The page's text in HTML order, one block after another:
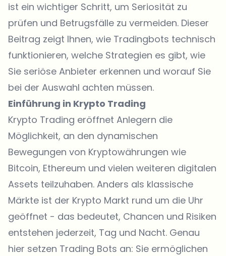
ist ein wichtiger Schritt, um Seriosität zu
prüfen und Betrugsfälle zu vermeiden. Dieser
Beitrag zeigt Ihnen, wie Tradingbots technisch
funktionieren, welche Strategien es gibt, wie
Sie seriöse Anbieter erkennen und worauf Sie
bei der Auswahl achten müssen.
Einführung in Krypto Trading
Krypto Trading eröffnet Anlegern die
Möglichkeit, an den dynamischen
Bewegungen von Kryptowährungen wie
Bitcoin, Ethereum und vielen weiteren digitalen
Assets teilzuhaben. Anders als klassische
Märkte ist der Krypto Markt rund um die Uhr
geöffnet - das bedeutet, Chancen und Risiken
entstehen jederzeit, Tag und Nacht. Genau
hier setzen Trading Bots an: Sie ermöglichen